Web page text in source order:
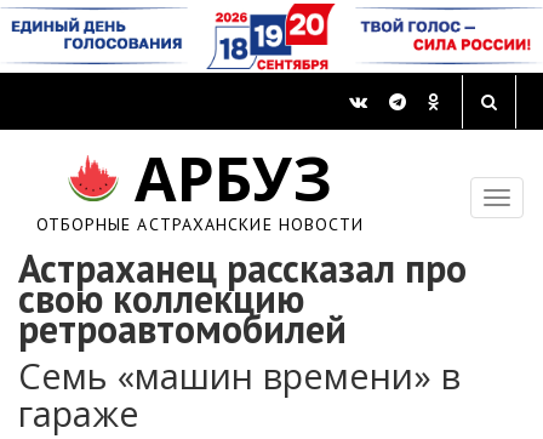
АРБУЗ
ОТБОРНЫЕ АСТРАХАНСКИЕ НОВОСТИ
Астраханец рассказал про
свою коллекцию
ретроавтомобилей
Семь «машин времени» в
гараже